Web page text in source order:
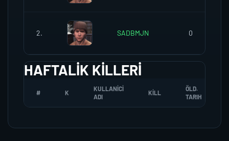
2. SADBMJN 0
HAFTALIK KILLERI
# K
KULLANICI
ADI
KILL
ÖLD.
TARIH